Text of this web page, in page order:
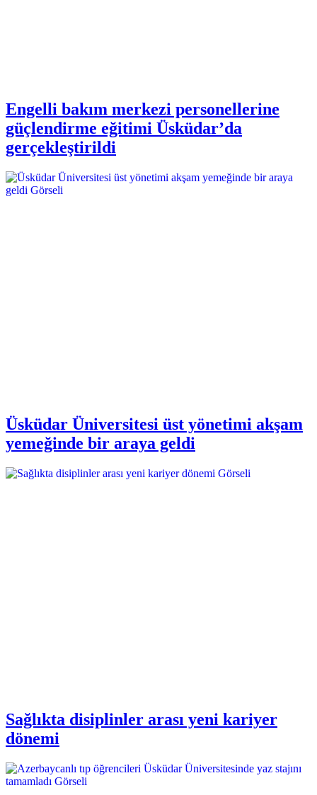
Engelli bakım merkezi personellerine
güçlendirme eğitimi Üsküdar’da
gerçekleştirildi
Üsküdar Üniversitesi üst yönetimi akşam
yemeğinde bir araya geldi
Sağlıkta disiplinler arası yeni kariyer
dönemi